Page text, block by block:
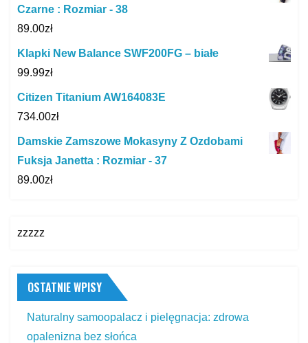
Czarne : Rozmiar - 38
89.00zł
Klapki New Balance SWF200FG – białe
99.99zł
Citizen Titanium AW164083E
734.00zł
Damskie Zamszowe Mokasyny Z Ozdobami
Fuksja Janetta : Rozmiar - 37
89.00zł
zzzzz
OSTATNIE WPISY
Naturalny samoopalacz i pielęgnacja: zdrowa
opalenizna bez słońca